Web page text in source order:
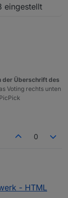
eingestellt
der Überschrift des
Voting rechts unten
PicPick
0
- HTML